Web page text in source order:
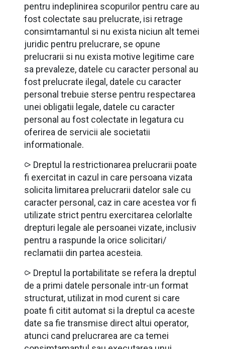
pentru indeplinirea scopurilor pentru care au
fost colectate sau prelucrate, isi retrage
consimtamantul si nu exista niciun alt temei
juridic pentru prelucrare, se opune
prelucrarii si nu exista motive legitime care
sa prevaleze, datele cu caracter personal au
fost prelucrate ilegal, datele cu caracter
personal trebuie sterse pentru respectarea
unei obligatii legale, datele cu caracter
personal au fost colectate in legatura cu
oferirea de servicii ale societatii
informationale.
⪧ Dreptul la restrictionarea prelucrarii poate
fi exercitat in cazul in care persoana vizata
solicita limitarea prelucrarii datelor sale cu
caracter personal, caz in care acestea vor fi
utilizate strict pentru exercitarea celorlalte
drepturi legale ale persoanei vizate, inclusiv
pentru a raspunde la orice solicitari/
reclamatii din partea acesteia.
⪧ Dreptul la portabilitate se refera la dreptul
de a primi datele personale intr-un format
structurat, utilizat in mod curent si care
poate fi citit automat si la dreptul ca aceste
date sa fie transmise direct altui operator,
atunci cand prelucrarea are ca temei